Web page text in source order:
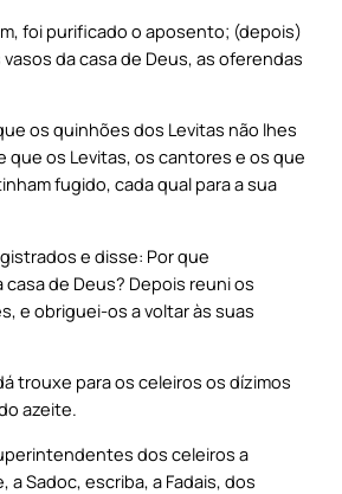
foi purificado o aposento; (depois)
da casa de Deus, as oferendas
os quinhões dos Levitas não lhes
que os Levitas, os cantores e os que
fugido, cada qual para a sua
e disse: Por que
de Deus? Depois reuni os
e obriguei-os a voltar às suas
trouxe para os celeiros os dízimos
azeite.
dos celeiros a
a Sadoc, escriba, a Fadais, dos